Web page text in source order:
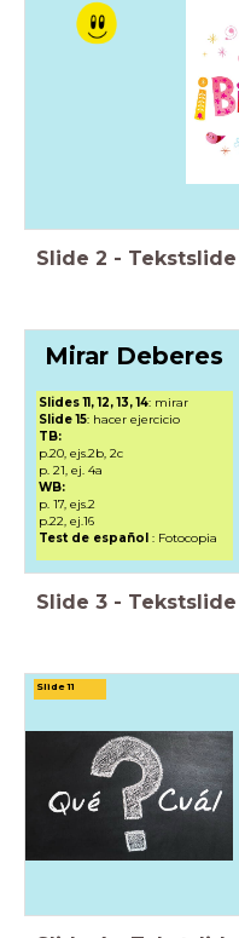
Slide 2 - Tekstslide
Mirar Deberes
Slides 11, 12, 13, 14: mirar
Slide 15: hacer ejercicio
TB:
p.20, ejs.2b, 2c
p. 21, ej. 4a
WB:
p. 17, ejs.2
p.22, ej.16
Test de español : Fotocopia
Slide 3 - Tekstslide
Slide 11